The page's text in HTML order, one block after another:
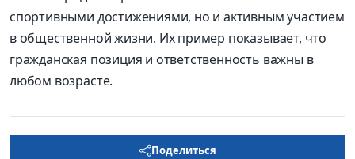
спортивными достижениями, но и активным участием
в общественной жизни. Их пример показывает, что
гражданская позиция и ответственность важны в
любом возрасте.
Поделиться